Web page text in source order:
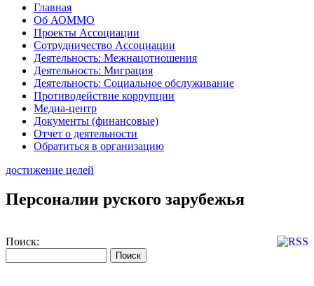
Главная
Об АОММО
Проекты Ассоциации
Сотрудничество Ассоциации
Деятельность: Межнацотношения
Деятельность: Миграция
Деятельность: Социальное обслуживание
Противодействие коррупции
Медиа-центр
Документы (финансовые)
Отчет о деятельности
Обратиться в организацию
достижение целей
Персоналии руского зарубежья
Поиск: